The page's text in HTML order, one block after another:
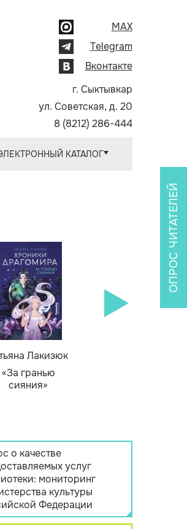
MAX
Telegram
Вконтакте
г. Сыктывкар
ул. Советская, д. 20
8 (8212) 286-444
КАТАЛОГ
Лакизюк
«За гранью
сияния»
ОПРОС ЧИТАТЕЛЕЙ
о качестве
услуг
мониторинг
культуры
Федерации